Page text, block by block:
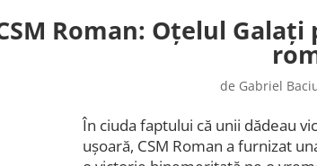
Roman: Oțelul
de Gabriel
În ciuda faptului că unii dădeau
ușoară, CSM Roman a furnizat